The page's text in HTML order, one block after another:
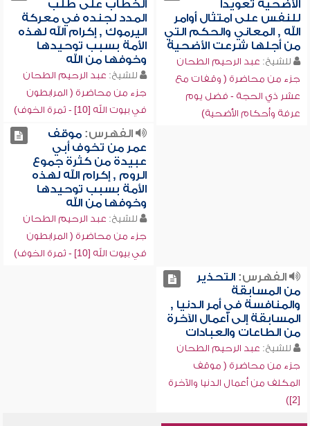
الأضحية تعويداً
للنفس على امتثال أوامر
الله , المعاني والحكم التي
من أجلها شرعت الأضحية
للشيخ: عبد الرحيم الطحان
جزء من محاضرة ( وقفات مع
عشر ذي الحجة - فضل يوم
عرفة وأحكام الأضحية)
الخطاب على طلب
المدد لجنده في معركة
اليرموك , إكرام الله لهذه
الأمة بسبب توحيدها
وخوفها من الله
للشيخ: عبد الرحيم الطحان
جزء من محاضرة ( المرابطون
في بيوت الله [10] - ثمرة الخوف)
الفهرس:موقف
عمر من تخوف أبي
عبيدة من كثرة جموع
الروم , إكرام الله لهذه
الأمة بسبب توحيدها
وخوفها من الله
للشيخ: عبد الرحيم الطحان
جزء من محاضرة ( المرابطون
في بيوت الله [10] - ثمرة الخوف)
الفهرس:التحذير
من المسابقة
والمنافسة في أمر الدنيا ,
المسابقة إلى أعمال الآخرة
من الطاعات والعبادات
للشيخ: عبد الرحيم الطحان
جزء من محاضرة ( موقف
المكلف من أعمال الدنيا والآخرة
[2])